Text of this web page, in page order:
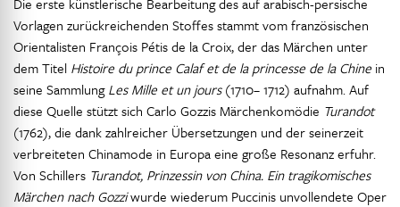
Vorlagen zurückreichenden Stoffes stammt vom französischen
Orientalisten François Pétis de la Croix, der das Märchen unter
dem Titel Histoire du prince Calaf et de la princesse de la Chine in
seine SammlungLes Mille et un jours(1710– 1712) aufnahm. Auf
diese Quelle stützt sich Carlo Gozzis Märchenkomödie Turandot
(1762), die dank zahlreicher Übersetzungen und der seinerzeit
verbreiteten Chinamode in Europa eine große Resonanz erfuhr.
Von Schillers Turandot, Prinzessin von China. Ein tragikomisches
Märchen nach Gozziwurde wiederum Puccinis unvollendete Oper